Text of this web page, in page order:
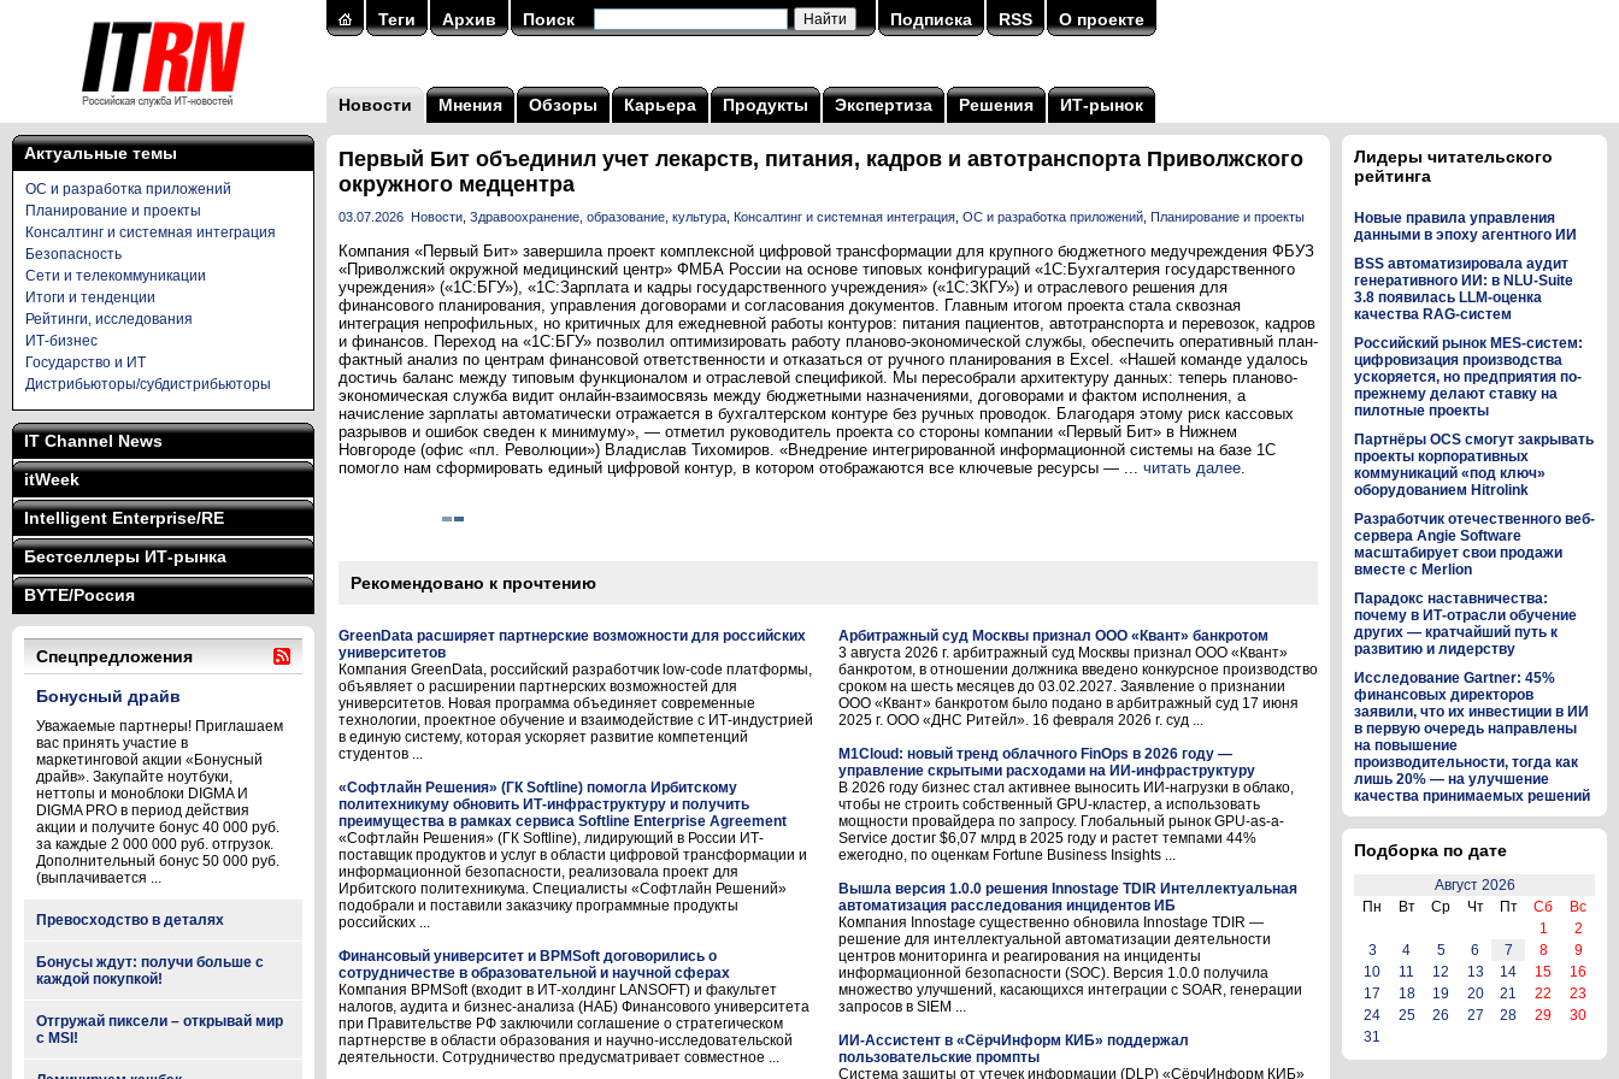
Теги Архив Поиск Подписка RSS О проекте
Новости Мнения Обзоры Карьера Продукты Экспертиза Решения ИТ-рынок
Актуальные темы
ОС и разработка приложений
Планирование и проекты
Консалтинг и системная интеграция
Безопасность
Сети и телекоммуникации
Итоги и тенденции
Рейтинги, исследования
ИТ-бизнес
Государство и ИТ
Дистрибьюторы/субдистрибьюторы
IT Channel News
itWeek
Intelligent Enterprise/RE
Бестселлеры ИТ-рынка
BYTE/Россия
Спецпредложения
Бонусный драйв
Уважаемые партнеры! Приглашаем
вас принять участие в
маркетинговой акции «Бонусный
драйв». Закупайте ноутбуки,
неттопы и моноблоки DIGMA И
DIGMA PRO в период действия
акции и получите бонус 40 000 руб.
за каждые 2 000 000 руб. отгрузок.
Дополнительный бонус 50 000 руб.
(выплачивается ...
Превосходство в деталях
Бонусы ждут: получи больше с
каждой покупкой!
Отгружай пиксели – открывай мир
с MSI!
Первый Бит объединил учет лекарств, питания, кадров и автотранспорта Приволжского
окружного медцентра
03.07.2026 Новости Здравоохранение, образование, культура Консалтинг и системная интеграция ОС и разработка приложений Планирование и проекты
Компания «Первый Бит» завершила проект комплексной цифровой трансформации для крупного бюджетного медучреждения ФБУЗ
«Приволжский окружной медицинский центр» ФМБА России на основе типовых конфигураций «1С:Бухгалтерия государственного
учреждения» («1С:БГУ»), «1С:Зарплата и кадры государственного учреждения» («1С:ЗКГУ») и отраслевого решения для
финансового планирования, управления договорами и согласования документов. Главным итогом проекта стала сквозная
интеграция непрофильных, но критичных для ежедневной работы контуров: питания пациентов, автотранспорта и перевозок, кадров
и финансов. Переход на «1С:БГУ» позволил оптимизировать работу планово-экономической службы, обеспечить оперативный план-
фактный анализ по центрам финансовой ответственности и отказаться от ручного планирования в Excel. «Нашей команде удалось
достичь баланс между типовым функционалом и отраслевой спецификой. Мы пересобрали архитектуру данных: теперь планово-
экономическая служба видит онлайн-взаимосвязь между бюджетными назначениями, договорами и фактом исполнения, а
начисление зарплаты автоматически отражается в бухгалтерском контуре без ручных проводок. Благодаря этому риск кассовых
разрывов и ошибок сведен к минимуму», — отметил руководитель проекта со стороны компании «Первый Бит» в Нижнем
Новгороде (офис «пл. Революции») Владислав Тихомиров. «Внедрение интегрированной информационной системы на базе 1С
помогло нам сформировать единый цифровой контур, в котором отображаются все ключевые ресурсы — ... читать далее.
Рекомендовано к прочтению
GreenData расширяет партнерские возможности для российских
университетов
Компания GreenData, российский разработчик low-code платформы,
объявляет о расширении партнерских возможностей для
университетов. Новая программа объединяет современные
технологии, проектное обучение и взаимодействие с ИТ-индустрией
в единую систему, которая ускоряет развитие компетенций
студентов ...
«Софтлайн Решения» (ГК Softline) помогла Ирбитскому
политехникуму обновить ИТ-инфраструктуру и получить
преимущества в рамках сервиса Softline Enterprise Agreement
«Софтлайн Решения» (ГК Softline), лидирующий в России ИТ-
поставщик продуктов и услуг в области цифровой трансформации и
информационной безопасности, реализовала проект для
Ирбитского политехникума. Специалисты «Софтлайн Решений»
подобрали и поставили заказчику программные продукты
российских ...
Финансовый университет и BPMSoft договорились о
сотрудничестве в образовательной и научной сферах
Компания BPMSoft (входит в ИТ-холдинг LANSOFT) и факультет
налогов, аудита и бизнес-анализа (НАБ) Финансового университета
при Правительстве РФ заключили соглашение о стратегическом
партнерстве в области образования и научно-исследовательской
деятельности. Сотрудничество предусматривает совместное ...
Арбитражный суд Москвы признал ООО «Квант» банкротом
3 августа 2026 г. арбитражный суд Москвы признал ООО «Квант»
банкротом, в отношении должника введено конкурсное производство
сроком на шесть месяцев до 03.02.2027. Заявление о признании
ООО «Квант» банкротом было подано в арбитражный суд 17 июня
2025 г. ООО «ДНС Ритейл». 16 февраля 2026 г. суд ...
M1Cloud: новый тренд облачного FinOps в 2026 году —
управление скрытыми расходами на ИИ-инфраструктуру
В 2026 году бизнес стал активнее выносить ИИ-нагрузки в облако,
чтобы не строить собственный GPU-кластер, а использовать
мощности провайдера по запросу. Глобальный рынок GPU-as-a-
Service достиг $6,07 млрд в 2025 году и растет темпами 44%
ежегодно, по оценкам Fortune Business Insights ...
Вышла версия 1.0.0 решения Innostage TDIR Интеллектуальная
автоматизация расследования инцидентов ИБ
Компания Innostage существенно обновила Innostage TDIR —
решение для интеллектуальной автоматизации деятельности
центров мониторинга и реагирования на инциденты
информационной безопасности (SOC). Версия 1.0.0 получила
множество улучшений, касающихся интеграции с SOAR, генерации
запросов в SIEM ...
ИИ-Ассистент в «СёрчИнформ КИБ» поддержал
пользовательские промпты
Система защиты от утечек информации (DLP) «СёрчИнформ КИБ»
Лидеры читательского
рейтинга
Новые правила управления
данными в эпоху агентного ИИ
BSS автоматизировала аудит
генеративного ИИ: в NLU-Suite
3.8 появилась LLM-оценка
качества RAG-систем
Российский рынок MES-систем:
цифровизация производства
ускоряется, но предприятия по-
прежнему делают ставку на
пилотные проекты
Партнёры OCS смогут закрывать
проекты корпоративных
коммуникаций «под ключ»
оборудованием Hitrolink
Разработчик отечественного веб-
сервера Angie Software
масштабирует свои продажи
вместе с Merlion
Парадокс наставничества:
почему в ИТ-отрасли обучение
других — кратчайший путь к
развитию и лидерству
Исследование Gartner: 45%
финансовых директоров
заявили, что их инвестиции в ИИ
в первую очередь направлены
на повышение
производительности, тогда как
лишь 20% — на улучшение
качества принимаемых решений
Подборка по дате
Август 2026
Пн
Вт Ср Чт Пт Сб
Вс
1
2
3
4 5 6 7 8
9
10
11 12 13 14 15
16
17
18 19 20 21 22
23
24
25 26 27 28 29
30
31